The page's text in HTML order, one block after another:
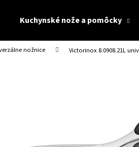
Kuchynské nože a pomôcky
nožnice Victorinox 8.0908.21L
Čo potrebujete
Odporúčame